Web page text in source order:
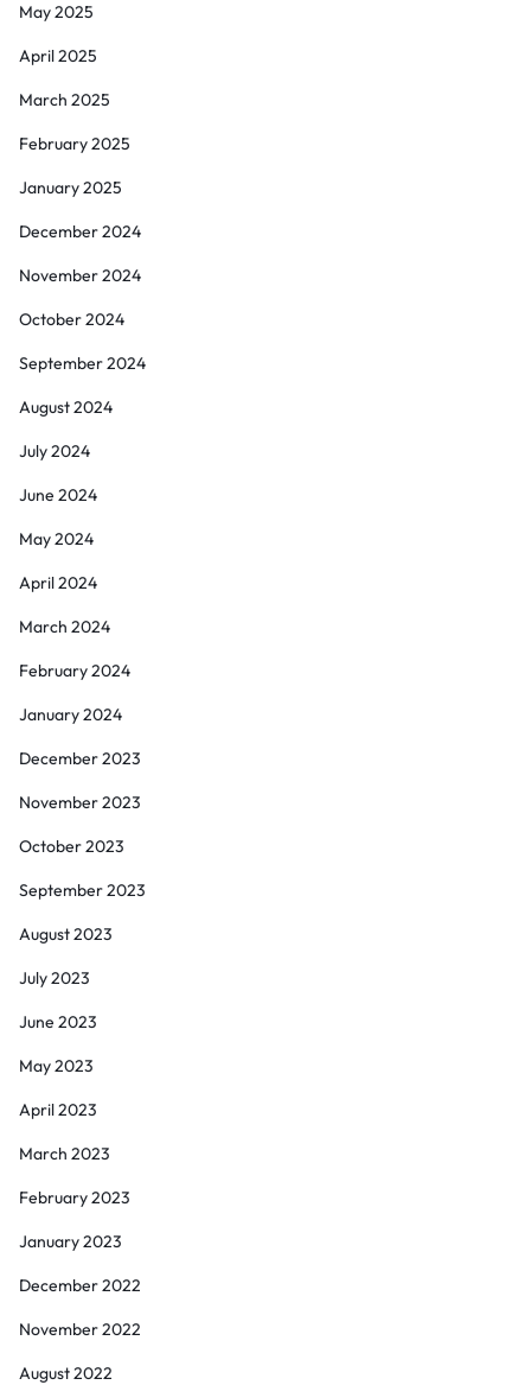
May 2025
April 2025
March 2025
February 2025
January 2025
December 2024
November 2024
October 2024
September 2024
August 2024
July 2024
June 2024
May 2024
April 2024
March 2024
February 2024
January 2024
December 2023
November 2023
October 2023
September 2023
August 2023
July 2023
June 2023
May 2023
April 2023
March 2023
February 2023
January 2023
December 2022
November 2022
August 2022